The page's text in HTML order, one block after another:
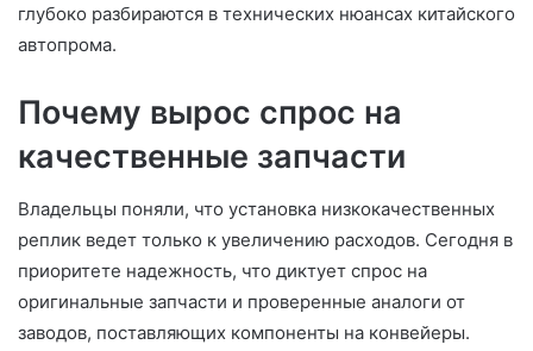
глубоко разбираются в технических нюансах китайского
автопрома.
Почему вырос спрос на
качественные запчасти
Владельцы поняли, что установка низкокачественных
реплик ведет только к увеличению расходов. Сегодня в
приоритете надежность, что диктует спрос на
оригинальные запчасти и проверенные аналоги от
заводов, поставляющих компоненты на конвейеры.